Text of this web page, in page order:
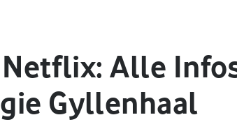
Alle
Gyllenhaal